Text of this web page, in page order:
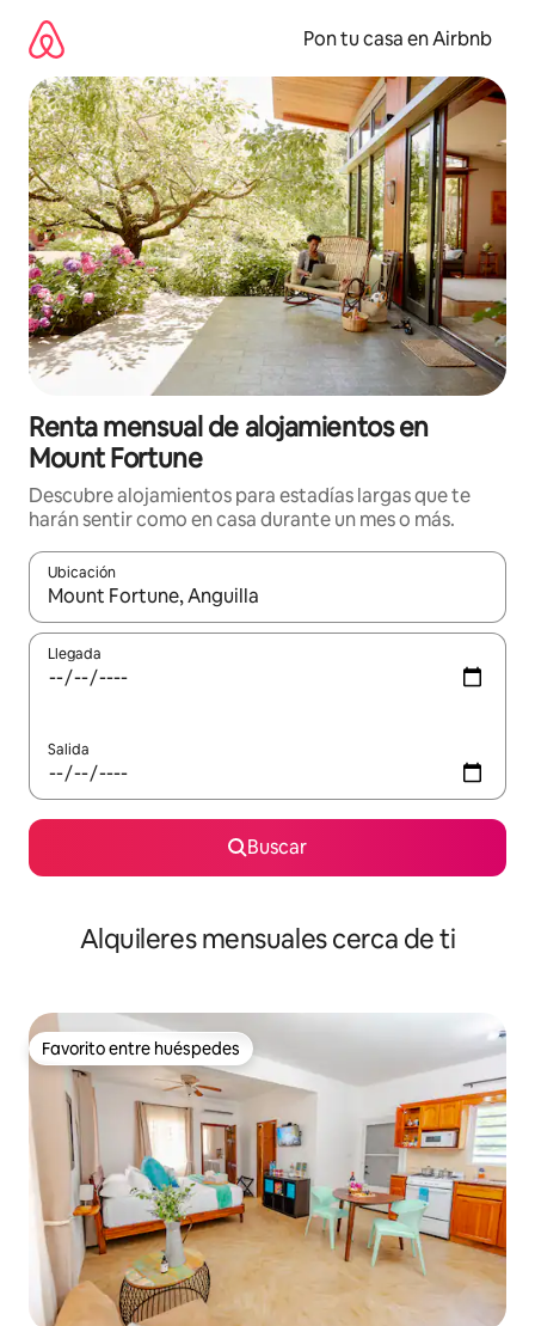
contenido
Pon tu casa en Airbnb
Renta mensual de alojamientos en
Mount Fortune
Descubre alojamientos para estadías largas que te
harán sentir como en casa durante un mes o más.
Ubicación
Cuando los resultados estén disponibles, navega con las
Llegada
Salida
Buscar
Alquileres mensuales cerca de ti
Favorito entre huéspedes
Favorito entre huéspedes